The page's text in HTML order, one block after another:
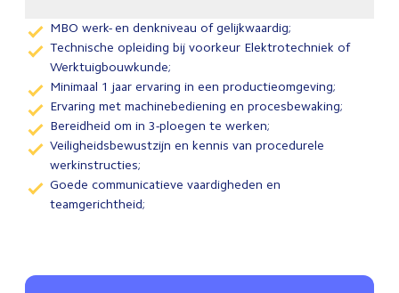
MBO werk- en denkniveau of gelijkwaardig;
Technische opleiding bij voorkeur Elektrotechniek of
Werktuigbouwkunde;
Minimaal 1 jaar ervaring in een productieomgeving;
Ervaring met machinebediening en procesbewaking;
Bereidheid om in 3-ploegen te werken;
Veiligheidsbewustzijn en kennis van procedurele
werkinstructies;
Goede communicatieve vaardigheden en
teamgerichtheid;